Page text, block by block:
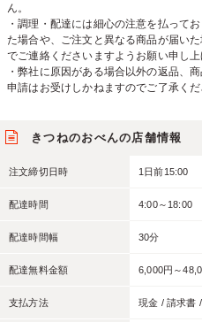
ん。
・調理・配達には細心の注意を払って
た場合や、ご注文と異なる商品が届い
でご連絡くださいますようお願い申し上
・弊社に原因がある場合以外の返品、
申請はお受けしかねますのでご了承くだ
きつねのおべんの店舗情報
注文締切日時 1日前15:00
配達時間 4:00～18:00
配達時間幅 30分
配達無料金額 6,000円～
支払方法 現金 / 請求書